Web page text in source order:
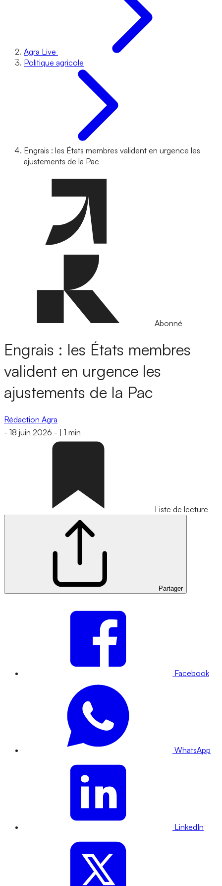
Agra Live
Politique agricole
Engrais : les États membres valident en urgence les
ajustements de la Pac
Abonné
Engrais : les États membres
valident en urgence les
ajustements de la Pac
Rédaction Agra
- 18 juin 2026 - 1 min
Liste de lecture
Partager
Facebook
WhatsApp
LinkedIn